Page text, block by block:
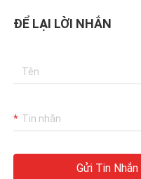
ĐỂ LẠI LỜI NHẮN
Gửi Tin Nhắn